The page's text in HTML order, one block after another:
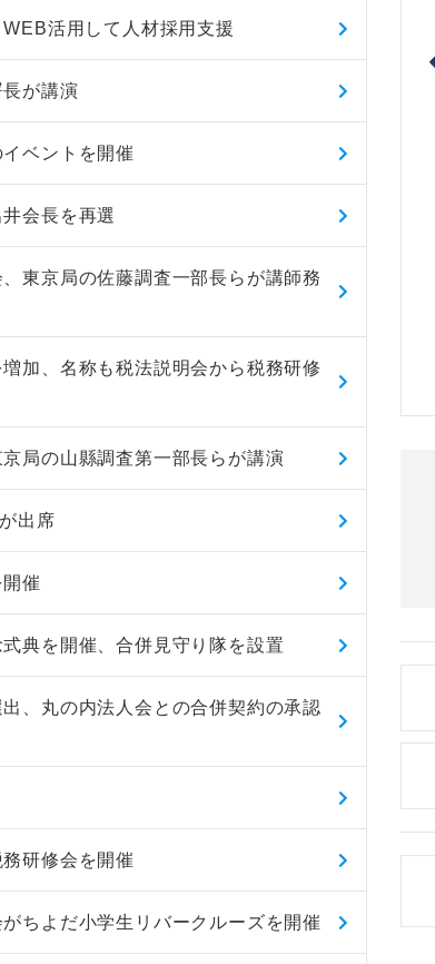
活用して人材採用支援
が講演
ベントを開催
会長を再選
東京局の佐藤調査一部長らが講師務
加、名称も税法説明会から税務研修
局の山縣調査第一部長らが講演
出席
催
典を開催、合併見守り隊を設置
、丸の内法人会との合併契約の承認
研修会を開催
ちよだ小学生リバークルーズを開催
版）
&amp;Ａ（二訂版）